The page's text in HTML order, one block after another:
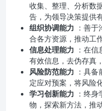
收集、整理、分析数
告，为领导决策提供
组织协调能力 ：善
合各方资源，推动工
信息处理能力 ：在
有效信息，去伪存真
风险防范能力 ：具
定应对预案，将风险
学习创新能力 ：终
物，探索新方法，推